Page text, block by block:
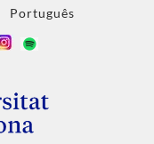
Português